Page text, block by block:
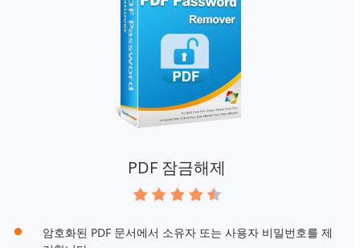
PDF 잠금해제
암호화된 PDF 문서에서 소유자 또는 사용자 비밀번호를 제